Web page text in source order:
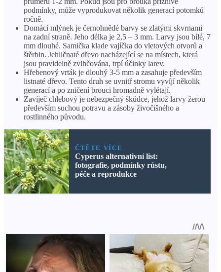
podmínky, může vyprodukovat několik generací potomků
ročně.
Domácí mlýnek je černohnědé barvy se zlatými skvrnami
na zadní straně. Jeho délka je 2,5 – 3 mm. Larvy jsou bílé, 7
mm dlouhé. Samička klade vajíčka do vletových otvorů a
štěrbin. Jehličnaté dřevo nacházející se na místech, která
jsou pravidelně zvlhčována, trpí účinky larev.
Hřebenový vrták je dlouhý 3-5 mm a zasahuje především
listnaté dřevo. Tento druh se uvnitř stromu vyvíjí několik
generací a po zničení brouci hromadně vylétají.
Zavíječ chlebový je nebezpečný škůdce, jehož larvy žerou
především suchou potravu a zásoby živočišného a
rostlinného původu.
ČTĚTE VÍCE
Cyperus alternativní list:
fotografie, podmínky růstu,
péče a reprodukce